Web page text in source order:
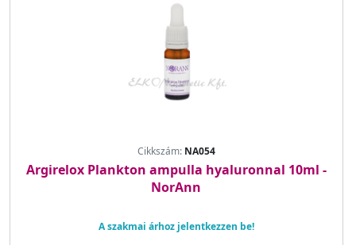
Cikkszám: NA054
Argirelox Plankton ampulla hyaluronnal 10ml -
NorAnn
A szakmai árhoz jelentkezzen be!